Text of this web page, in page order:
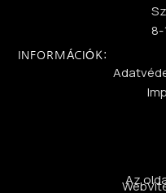
INFORMÁCIÓK:
Az